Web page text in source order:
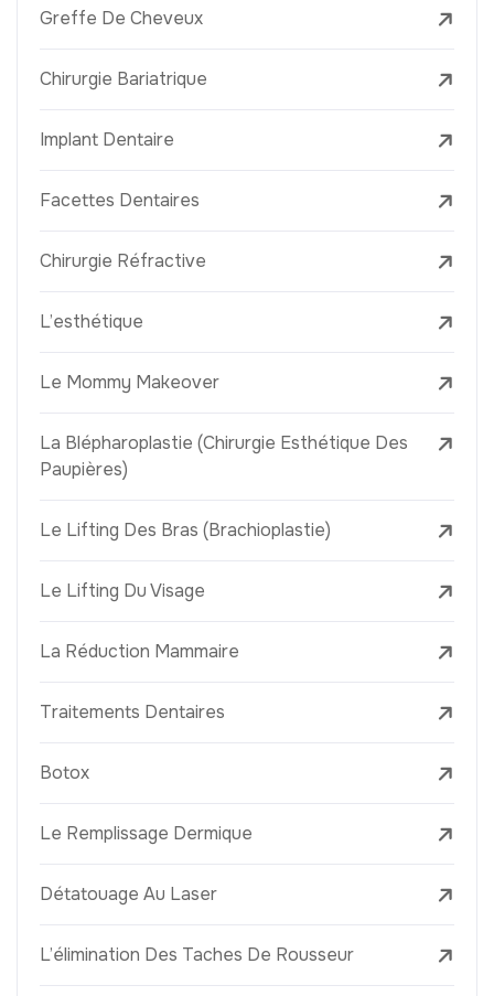
Greffe De Cheveux
Chirurgie Bariatrique
Implant Dentaire
Facettes Dentaires
Chirurgie Réfractive
L’esthétique
Le Mommy Makeover
La Blépharoplastie (Chirurgie Esthétique Des
Paupières)
Le Lifting Des Bras (Brachioplastie)
Le Lifting Du Visage
La Réduction Mammaire
Traitements Dentaires
Botox
Le Remplissage Dermique
Détatouage Au Laser
L’élimination Des Taches De Rousseur